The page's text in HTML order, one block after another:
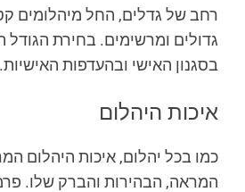
רחב של גדלים, החל מיהלומים
גדולים ומרשימים. בחירת הגודל
בסגנון האישי ובהעדפות האישיות.
איכות היהלום
כמו בכל יהלום, איכות היהלום
המראה, הבהירות והברק שלו.